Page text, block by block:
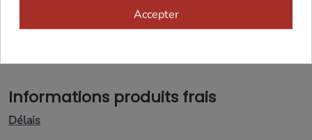
terrines individuelles de taille moyenne ou une
Informations produits frais
Délais
Accepter